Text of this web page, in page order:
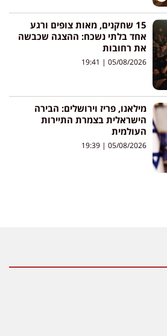
15 שחקנים, מאות צופים ורגע
אחד בלתי נשכח: ההצגה שכבשה
את רחובות
05/08/2026
מילאנו, פריז וירושלים: הבירה
הישראלית בצמרת התיירות
העולמית
05/08/2026